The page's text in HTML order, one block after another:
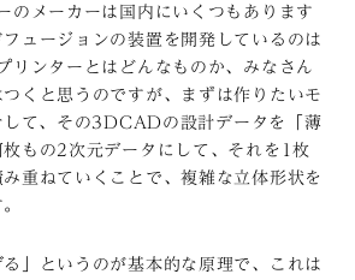
のメーカーは国内にいくつもあります
ュージョンの装置を開発しているのは
リンターとはどんなものか、みなさん
くと思うのですが、まずは作りたいモ
て、その3DCADの設計データを「薄
枚もの2次元データにして、それを1枚
重ねていくことで、複雑な立体形状を
る」というのが基本的な原理で、これは